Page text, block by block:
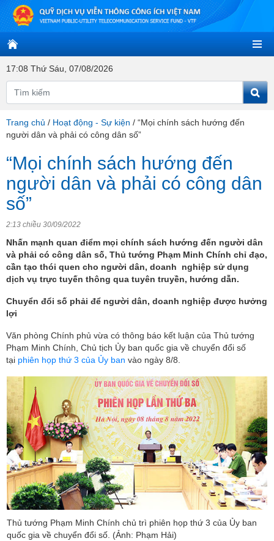
17:08 Thứ Sáu, 07/08/2026
Trang chủ / Hoạt động - Sự kiện / “Mọi chính sách hướng đến
người dân và phải có công dân số”
“Mọi chính sách hướng đến
người dân và phải có công dân
số”
2:13 chiều 30/09/2022
Nhấn mạnh quan điểm mọi chính sách hướng đến người dân
và phải có công dân số, Thủ tướng Phạm Minh Chính chỉ đạo,
cần tạo thói quen cho người dân, doanh nghiệp sử dụng
dịch vụ trực tuyến thông qua tuyên truyền, hướng dẫn.
Chuyển đổi số phải để người dân, doanh nghiệp được hưởng
lợi
Văn phòng Chính phủ vừa có thông báo kết luận của Thủ tướng
Phạm Minh Chính, Chủ tịch Ủy ban quốc gia về chuyển đổi số
tại phiên họp thứ 3 của Ủy ban vào ngày 8/8.
Thủ tướng Phạm Minh Chính chủ trì phiên họp thứ 3 của Ủy ban
quốc gia về chuyển đổi số. (Ảnh: Phạm Hải)